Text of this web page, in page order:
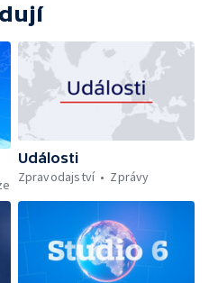
Události
Zpravodajství
Zprávy